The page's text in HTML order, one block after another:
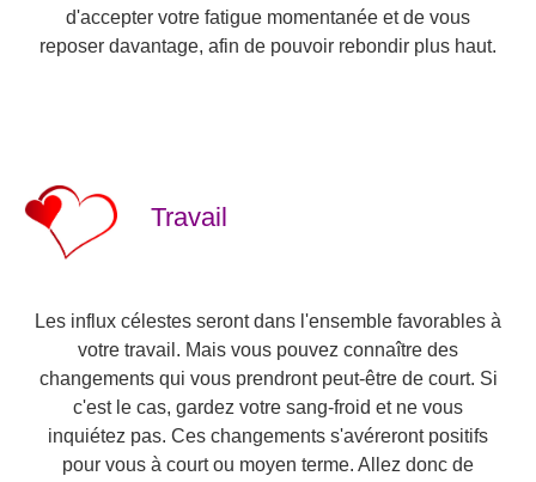
d'accepter votre fatigue momentanée et de vous
reposer davantage, afin de pouvoir rebondir plus haut.
Travail
Les influx célestes seront dans l'ensemble favorables à
votre travail. Mais vous pouvez connaître des
changements qui vous prendront peut-être de court. Si
c'est le cas, gardez votre sang-froid et ne vous
inquiétez pas. Ces changements s'avéreront positifs
pour vous à court ou moyen terme. Allez donc de